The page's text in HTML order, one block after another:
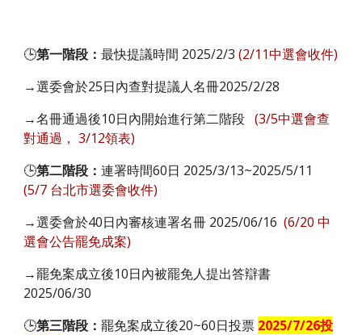
🕒第一階段：最快提議時間 2025/2/3(2/11中選會收件)
→選委會於25日內查對提議人名冊2025/2/28
→名冊通過後10日內開始進行第二階段(3/5中選會查
對通過 ， 3/12領表)
🕒第二階段：連署時間60日 2025/3/13~2025/5/11
(5/7 台北市選委會收件)
→選委會於40日內審核連署名冊 2025/06/16 (6/20 中
選會公告罷免成案)
→罷免案成立後10日內被罷免人提出答辯書
2025/06/30
🕒第三階段：罷免案成立後20~60日投票 2025/7/26投